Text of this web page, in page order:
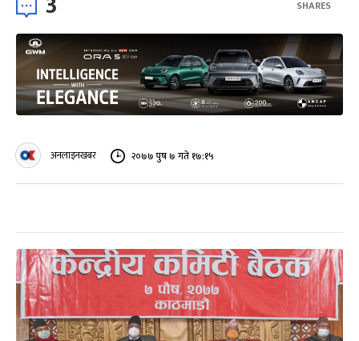
SHARES
अनलाइनखबर २०७७ पुष ७ गते १७:१५